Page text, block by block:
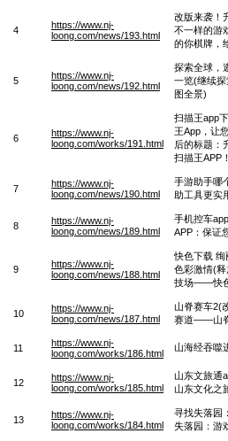
4
https://www.nj-
loong.com/news/193.html
改版来袭！
不一样的游
的你棋牌，
5
https://www.nj-
loong.com/news/192.html
探索全球，
一览(继续
图全景)
6
https://www.nj-
loong.com/works/191.html
扫描王app
王App，让
后的标题：
扫描王APP
7
https://www.nj-
loong.com/news/190.html
手游助手哪
助工具更实
8
https://www.nj-
loong.com/news/189.html
手机控车
APP：保证
9
https://www.nj-
loong.com/news/188.html
快色下载 绚
色彩激情(
技场——快
10
https://www.nj-
loong.com/news/187.html
山脊赛车2(
赛道——山
11
https://www.nj-
loong.com/works/186.html
山海经吞噬
12
https://www.nj-
loong.com/works/185.html
山东文旅通
山东文化之
13
https://www.nj-
loong.com/works/184.html
寻找失落园
失落园：游